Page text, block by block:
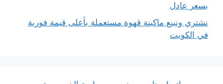
بسعر عادل
نشتري ونبيع ماكينة قهوة مستعملة بأعلى قيمة فورية
في الكويت